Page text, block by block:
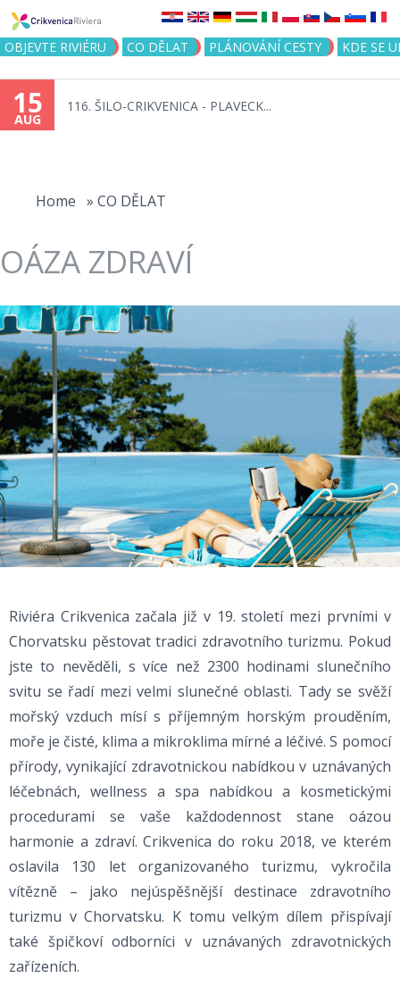
Jump to navigation
OBJEVTE RIVIÉRU CO DĚLAT PLÁNOVÁNÍ CESTY KDE SE
15
AUG
116. ŠILO-CRIKVENICA - PLAVECK...
here
Home » CO DĚLAT
OÁZA ZDRAVÍ
Riviéra Crikvenica začala již v 19. století mezi prvními v
Chorvatsku pěstovat tradici zdravotního turizmu. Pokud
jste to nevěděli, s více než 2300 hodinami slunečního
svitu se řadí mezi velmi slunečné oblasti. Tady se svěží
mořský vzduch mísí s příjemným horským prouděním,
moře je čisté, klima a mikroklima mírné a léčivé. S pomocí
přírody, vynikající zdravotnickou nabídkou v uznávaných
léčebnách, wellness a spa nabídkou a kosmetickými
procedurami se vaše každodennost stane oázou
harmonie a zdraví. Crikvenica do roku 2018, ve kterém
oslavila 130 let organizovaného turizmu, vykročila
vítězně – jako nejúspěšnější destinace zdravotního
turizmu v Chorvatsku. K tomu velkým dílem přispívají
také špičkoví odborníci v uznávaných zdravotnických
zařízeních.